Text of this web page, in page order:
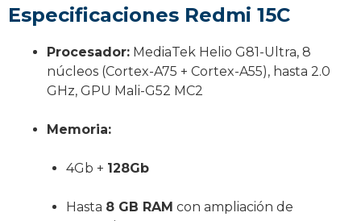
Especificaciones Redmi 15C
Procesador: MediaTek Helio G81-Ultra, 8
núcleos (Cortex-A75 + Cortex-A55), hasta 2.0
GHz, GPU Mali-G52 MC2
Memoria:
4Gb + 128Gb
Hasta 8 GB RAM con ampliación de